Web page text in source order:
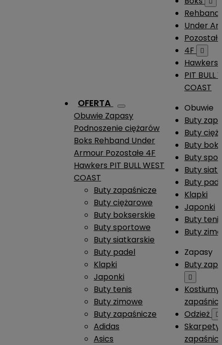
OFERTA
Obuwie Zapasy
Podnoszenie ciężarów
Boks Rehband Under
Armour Pozostałe 4F
Hawkers PIT BULL WEST
COAST
Buty zapaśnicze
Buty ciężarowe
Buty bokserskie
Buty sportowe
Buty siatkarskie
Buty padel
Klapki
Japonki
Buty tenis
Buty zimowe
Buty zapaśnicze
Adidas
Asics
Rehband
Under
4F

Hawkers
PIT BULL
COAST
Obuwie
Buty
Buty
Buty
Buty
Buty
Buty
Klapki
Japonki
Buty
Buty
Zapasy
Buty

Kostiumy
Odzież

Skarpety